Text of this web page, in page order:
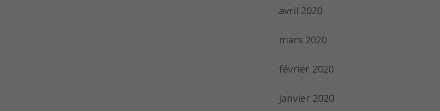
avril 2020
mars 2020
février 2020
janvier 2020